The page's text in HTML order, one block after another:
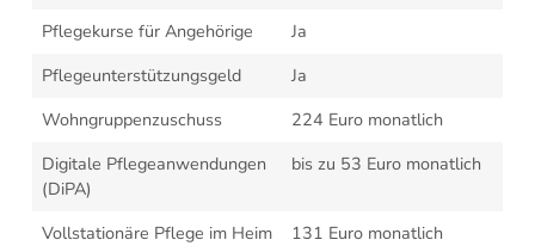
Pflegekurse für Angehörige
Ja
Pflegeunterstützungsgeld
Ja
Wohngruppenzuschuss
224 Euro monatlich
Digitale Pflegeanwendungen
(DiPA)
bis zu 53 Euro monatlich
Vollstationäre Pflege im Heim 131 Euro monatlich